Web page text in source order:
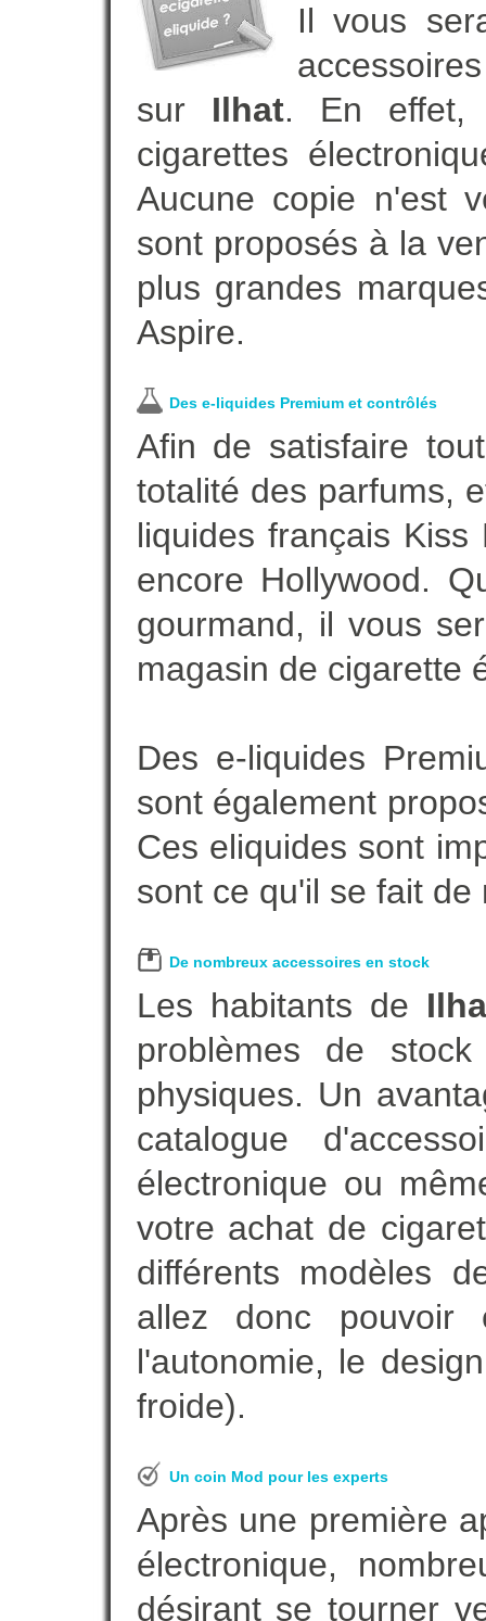
Il vous
sur Ilhat. En effet,
cigarettes
Aucune copie n'est
sont proposés à la
plus grandes
Aspire.
Des e-liquides Premium et contrôlés
Afin de satisfaire
totalité des parfums,
liquides français
encore Hollywood.
gourmand, il vous
magasin de cigarette
Des e-liquides
sont également
Ces eliquides sont
sont ce qu'il se fait
De nombreux accessoires en stock
Les habitants de
problèmes de
physiques. Un
catalogue
électronique ou
votre achat de
différents modèles
allez donc pouvoir
l'autonomie, le
froide).
Un coin Mod pour les experts
Après une première
électronique,
désirant se tourner